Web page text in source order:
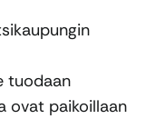
tuodaan
ovat paikoillaan